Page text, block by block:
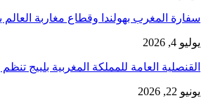
سفارة المغرب بهولندا وقطاع مغاربة
يوليو 4, 2026
القنصلية العامة للمملكة المغربية بلييج
يونيو 22, 2026